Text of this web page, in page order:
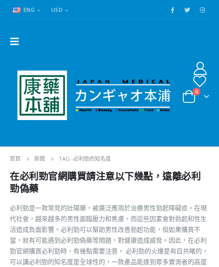
ENG USD
0
首頁 新聞 TAG -必利勁的知名度
在必利勁官網購買請注意以下幾點，遠離必利
勁偽藥
必利勁是一款常見的壯陽藥，被廣泛應用於治療男性勃起障礙症。在現
代社會，越來越多的男性面臨壓力和焦慮，而這些因素會對勃起和性生
活造成負面影響。必利勁可以幫助男性改善勃起功能，但如果購買不
當，就有可能遇到必利勁偽藥等問題，對健康造成威脅。因此，在必利
勁官網購買必利勁時，有幾點需要注意。 必利勁的火爆是有目共睹的，
可以講必利勁的知名度是全球性的，一款產品能達到眾多實測者的高度